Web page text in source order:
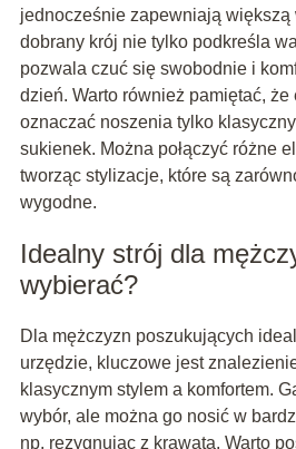
jednocześnie zapewniają większą
dobrany krój nie tylko podkreśla
pozwala czuć się swobodnie i
dzień. Warto również pamiętać,
oznaczać noszenia tylko
sukienek. Można połączyć różne
tworząc stylizacje, które są
wygodne.
Idealny strój dla
wybierać?
Dla mężczyzn poszukujących
urzędzie, kluczowe jest
klasycznym stylem a komfortem.
wybór, ale można go nosić w
np. rezygnując z krawata. Warto